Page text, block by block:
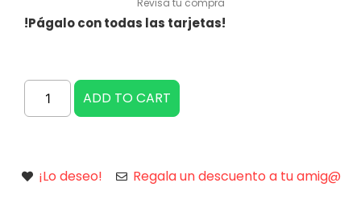
Revisa tu compra
!Págalo con todas las tarjetas!
ADD TO CART
¡Lo deseo! Regala un descuento a tu amig@